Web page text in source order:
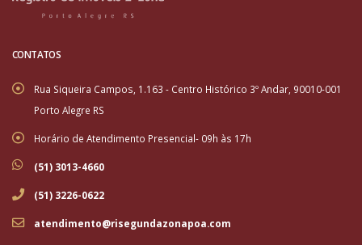
CONTATOS
Rua Siqueira Campos, 1.163 - Centro Histórico 3º Andar, 90010-001
Porto Alegre RS
Horário de Atendimento Presencial- 09h às 17h
(51) 3013-4660
(51) 3226-0622
atendimento@risegundazonapoa.com